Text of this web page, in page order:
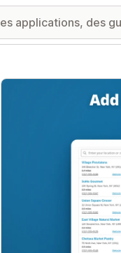
Galerie d’images vedette